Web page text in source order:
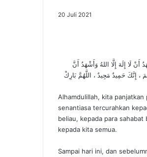
20 Juli 2021
لَا إِلَهَ إِلَّا اللهُ وَأَشْهَدُ أَنَّ
إِنَّكَ حَمِيدٌ مَجِيدٌ ، اللَّهُمَّ بَارِكْ
Alhamdulillah, kita panjatkan
senantiasa tercurahkan
beliau, kepada para
kepada kita semua.
Sampai hari ini, dan